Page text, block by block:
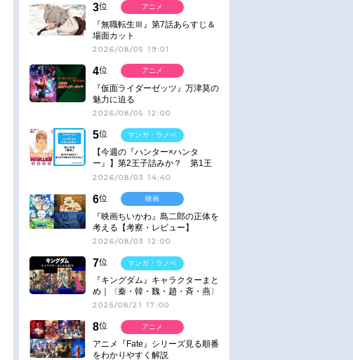
3位
『無職転生Ⅲ』第7話あらすじ＆
場面カット
2026/08/05 19:01
アニメ
4位
『仮面ライダーゼッツ』万津莫の
魅力に迫る
2026/08/05 12:00
アニメ
5位
【今週の『ハンター×ハンタ
ー』】第2王子詰みか？ 第1王
子と第4王子が対峙「発令」＜
2026/08/03 14:40
マンガ・ラノベ
6位
『映画ちいかわ』島二郎の正体を
考える【考察・レビュー】
2026/08/03 12:00
映画
7位
『キングダム』キャラクターまと
め｜〈秦・韓・魏・趙・斉・燕〉
2025/08/21 17:00
マンガ・ラノベ
8位
アニメ『Fate』シリーズ見る順番
をわかりやすく解説
アニメ